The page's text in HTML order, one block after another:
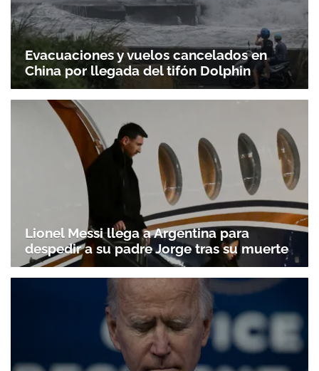
Evacuaciones y vuelos cancelados en
China por llegada del tifón Dolphin
Lionel Messi llega a Argentina para
despedir a su padre Jorge tras su muerte